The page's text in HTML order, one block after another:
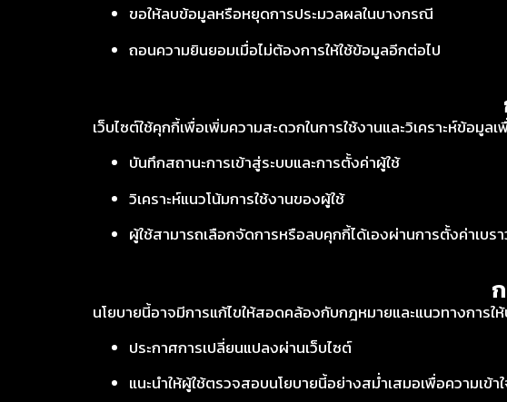
ขอให้ลบข้อมูลหรือหยุดการประมวลผลในบางกรณี
ถอนความยินยอมเมื่อไม่ต้องการให้ใช้ข้อมูลอีกต่อไป
เว็บไซต์ใช้คุกกี้เพื่อเพิ่มความสะดวกในการใช้งานและวิเคราะห์ข้อมู
บันทึกสถานะการเข้าสู่ระบบและการตั้งค่าผู้ใช้
วิเคราะห์แนวโน้มการใช้งานของผู้ใช้
ผู้ใช้สามารถเลือกจัดการหรือลบคุกกี้ได้เองผ่านการตั้งค่าเบรา
นโยบายนี้อาจมีการแก้ไขให้สอดคล้องกับกฎหมายและแนวทางการใ
ประกาศการเปลี่ยนแปลงผ่านเว็บไซต์
แนะนำให้ผู้ใช้ตรวจสอบนโยบายนี้อย่างสม่ำเสมอเพื่อความเข้